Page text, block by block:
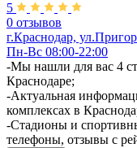
5
0 отзывов
г.Краснодар,
Пн-Вс 08:00-22:00
-Мы нашли для вас 4
Краснодаре;
-Актуальная
комплексах в
-Стадионы и
телефоны, отзывы с